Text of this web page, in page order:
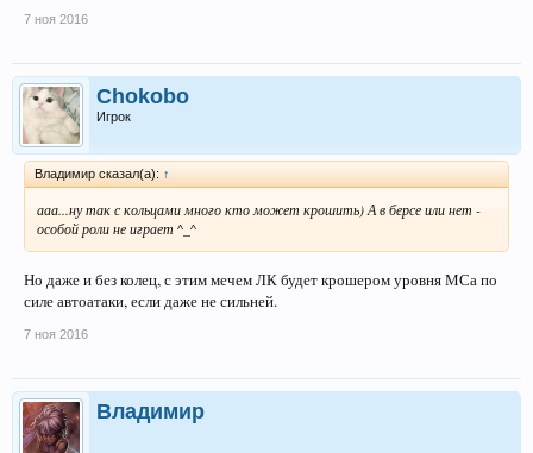
7 ноя 2016
Chokobo
Игрок
Владимир сказал(а): ↑
ааа...ну так с кольцами много кто может крошить) А в берсе или нет -
особой роли не играет ^_^
Но даже и без колец, с этим мечем ЛК будет крошером уровня МСа по
силе автоатаки, если даже не сильней.
7 ноя 2016
Владимир